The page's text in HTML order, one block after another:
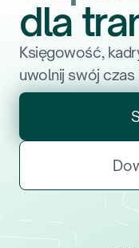
dla tra
Księgowość,
uwolnij swój